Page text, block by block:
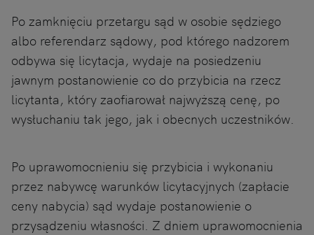
Po zamknięciu przetargu sąd w osobie sędziego
albo referendarz sądowy, pod którego nadzorem
odbywa się licytacja, wydaje na posiedzeniu
jawnym postanowienie co do przybicia na rzecz
licytanta, który zaofiarował najwyższą cenę, po
wysłuchaniu tak jego, jak i obecnych uczestników.
Po uprawomocnieniu się przybicia i wykonaniu
przez nabywcę warunków licytacyjnych (zapłacie
ceny nabycia) sąd wydaje postanowienie o
przysądzeniu własności. Z dniem uprawomocnienia